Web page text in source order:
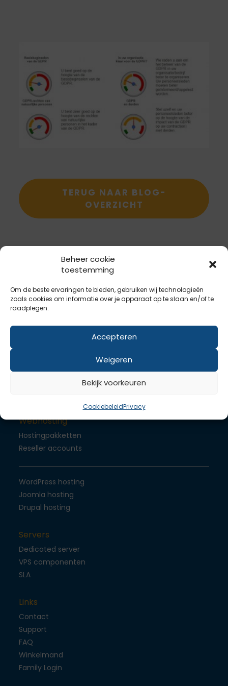
Beheer cookie
toestemming
Om de beste ervaringen te bieden, gebruiken wij technologieën
zoals cookies om informatie over je apparaat op te slaan en/of te
raadplegen.
Accepteren
Weigeren
Bekijk voorkeuren
CookiebeleidPrivacy
TERUG NAAR BLOG-
OVERZICHT
Domeinnaam
Registreer je domeinnaam
Onderhoud
Heb je een probleem? Ons support-team kijkt graag
Webhosting
Hostingpakketten
Reseller accounts
WordPress hosting
Joomla hosting
Drupal hosting
Servers
Dedicated server
VPS componenten
SLA
Links
Contact
Support
FAQ
Winkelmand
Family Login